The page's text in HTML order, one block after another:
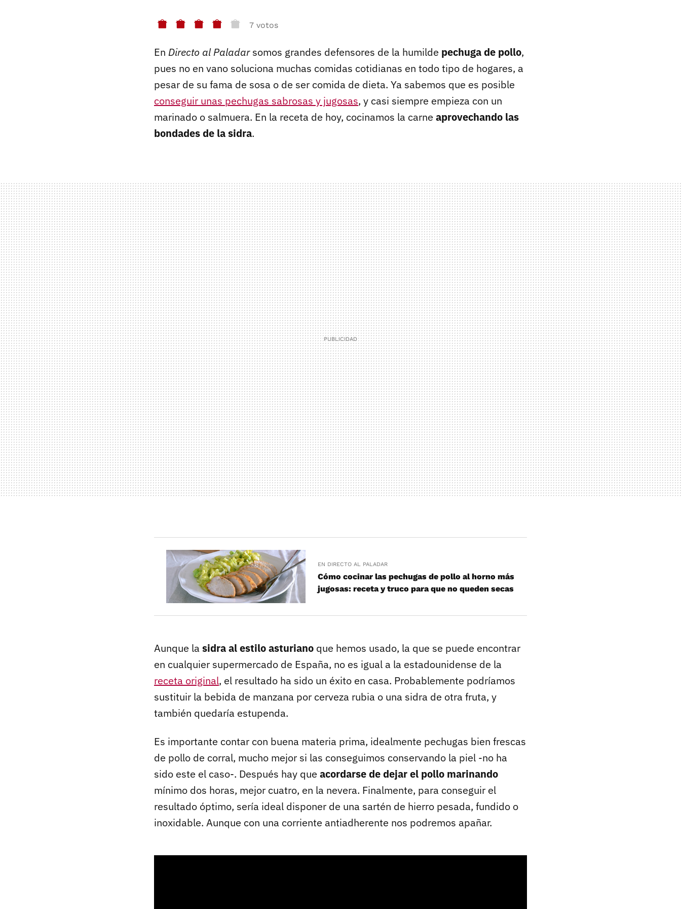
7 votos
En Directo al Paladarsomos grandes defensores de la humilde pechuga de pollo,
pues no en vano soluciona muchas comidas cotidianas en todo tipo de hogares, a
pesar de su fama de sosa o de ser comida de dieta. Ya sabemos que es posible
conseguir unas pechugas sabrosas y jugosas, y casi siempre empieza con un
marinado o salmuera. En la receta de hoy, cocinamos la carne aprovechando las
bondades de la sidra.
EN DIRECTO AL PALADAR
Cómo cocinar las pechugas de pollo al horno más
jugosas: receta y truco para que no queden secas
Aunque la sidra al estilo asturiano que hemos usado, la que se puede encontrar
en cualquier supermercado de España, no es igual a la estadounidense de la
receta original, el resultado ha sido un éxito en casa. Probablemente podríamos
sustituir la bebida de manzana por cerveza rubia o una sidra de otra fruta, y
también quedaría estupenda.
Es importante contar con buena materia prima, idealmente pechugas bien frescas
de pollo de corral, mucho mejor si las conseguimos conservando la piel -no ha
sido este el caso-. Después hay que acordarse de dejar el pollo marinando
mínimo dos horas, mejor cuatro, en la nevera. Finalmente, para conseguir el
resultado óptimo, sería ideal disponer de una sartén de hierro pesada, fundido o
inoxidable. Aunque con una corriente antiadherente nos podremos apañar.